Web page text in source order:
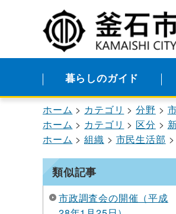
暮らしのガイド
ホーム カテゴリ 分野
ホーム
カテゴリ 区分
ホーム
組織 市民生活部
類似記事
市政調査会の開催（平成